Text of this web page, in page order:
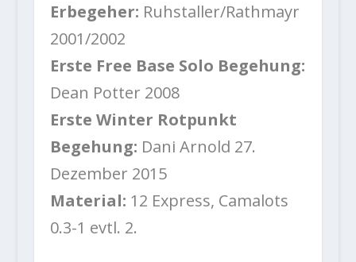
Erbegeher: Ruhstaller/Rathmayr
2001/2002
Erste Free Base Solo Begehung:
Dean Potter 2008
Erste Winter Rotpunkt
Begehung: Dani Arnold 27.
Dezember 2015
Material: 12 Express, Camalots
0.3-1 evtl. 2.